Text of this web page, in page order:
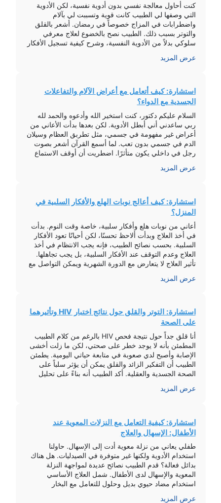
كنت أحاول معالجة نفسي بدون أدوية نفسية، لكن الأدوية
التي وصفها لي الطبيب كانت قوية وتسببت لي بآلام
واضطرابات في المزاج خصوصاً في رمضان. أشعر بالقلق
والتوتر بسبب ذلك. الطبيب نصح بالخضوع لعلاج معرفي
سلوكي بدلاً من الأدوية النفسية، وشرح كيفية تسجيل الأفكار
الشعور بالألم […]
عرض المزيد
استشارة: كيف أتعامل مع أعراض الآلام والتفاعلات
الجسدية مع الدواء؟
السلام عليكم دكتور، كنت استخير الله وأدعوه والحمد لله
ربي ساعدني أني أبطل الأدوية. لكن بعدها بدأت الأعاني من
أعراض غير مفهومة في جسمي، مثل تطربق العظام وسيلان
الدم في جسمي بدون تعب. لما أسمع القرآن أشعر بصوت
رجل في داخلي يكون متأثرًا. اضطريت أن أوقف الاستماع
عرض المزيد
استشارة: كيف أعالج نوبات الهلع والأفكار السلبية في
المنزل؟
أعاني من نوبات هلع وأفكار سلبية، خاصة وقت النوم. بدأت
في أخذ العلاج وبدأت ألاحظ تحسنًا، لكن أحيانًا تعود الأفكار
السلبية. بحسب نصائح الطبيب، فإنه يجب الانتظام في أخذ
العلاج وعدم التوقف عند الأفكار السلبية، بل يجب تجاهلها.
تأثير العلاج لا يتعارض مع الدورة الشهرية ويمكن التواصل مع
عرض المزيد
استشارة: التوتر والقلق حول نتائج اختبار HIV وتأثيرهما
على الصحة
أنا قلق جداً حول نتيجة فحص HIV بالرغم من كلام الطبيب
المطمئن بأنه لا يوجد خطر على صحتي، لكن ما زلت أخشى
الإصابة وأصبح لدي صعوبة في متابعة حياتي اليومية. يطمئن
الطبيب أن التفكير الزائد والقلق يمكن أن يؤثر سلباً على
الصحة الجسدية والعقلية. أكد الطبيب أنه بناءً على تحليل
عرض المزيد
استشارة: كيفية التعامل مع النزلات المعوية عند
الأطفال: الإسهال والعلاج
طفلي يعاني من نزلة معوية أدت إلى الإسهال. حاولنا
استخدام الأدوية ولكنها غير متوفرة في الصيدليات. هل هناك
بدائل فعالة؟ قدم الطبيب نصائح عديدة لمواجهة النزلة
المعوية والإسهال لدى الأطفال. شمل العلاج الأساسي
استخدام مضاد حيوي بديل وحلول للتعامل مع البخار
عرض المزيد